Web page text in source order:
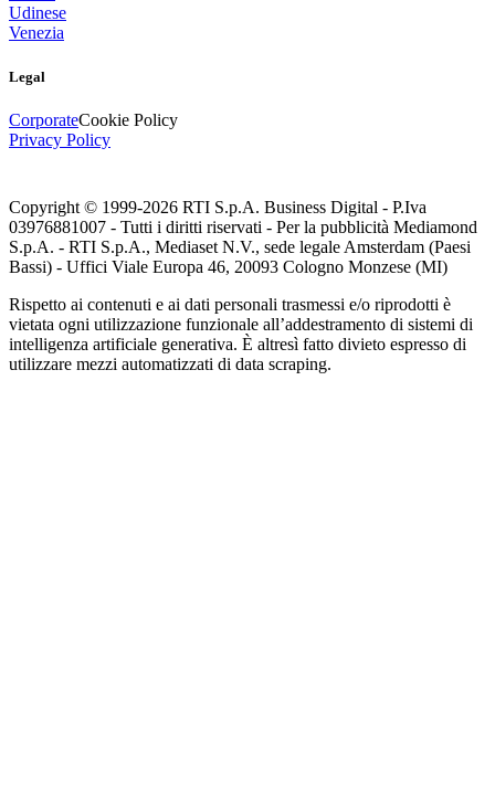
Udinese
Venezia
Legal
CorporateCookie Policy
Privacy Policy
Copyright © 1999-2026 RTI S.p.A. Business Digital - P.Iva
03976881007 - Tutti i diritti riservati - Per la pubblicità Mediamond
S.p.A. - RTI S.p.A., Mediaset N.V., sede legale Amsterdam (Paesi
Bassi) - Uffici Viale Europa 46, 20093 Cologno Monzese (MI)
Rispetto ai contenuti e ai dati personali trasmessi e/o riprodotti è
vietata ogni utilizzazione funzionale all’addestramento di sistemi di
intelligenza artificiale generativa. È altresì fatto divieto espresso di
utilizzare mezzi automatizzati di data scraping.